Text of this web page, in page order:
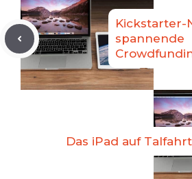
Kickstarter-
spannende
Das iPad auf Talfahrt